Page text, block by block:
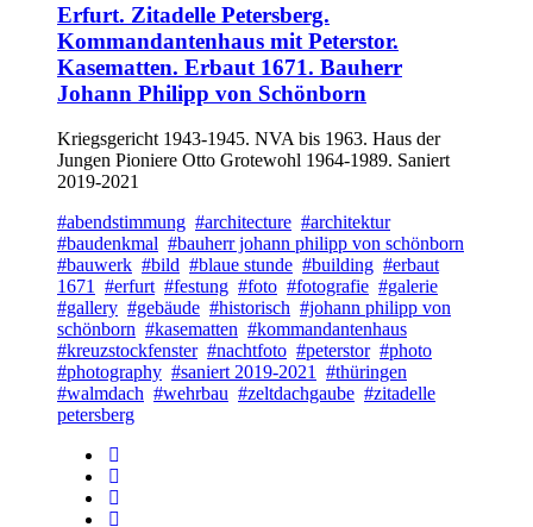
Erfurt. Zitadelle Petersberg.
Kommandantenhaus mit Peterstor.
Kasematten. Erbaut 1671. Bauherr
Johann Philipp von Schönborn
Kriegsgericht 1943-1945. NVA bis 1963. Haus der
Jungen Pioniere Otto Grotewohl 1964-1989. Saniert
2019-2021
#abendstimmung #architecture #architektur
#baudenkmal #bauherr johann philipp von schönborn
#bauwerk #bild #blaue stunde #building #erbaut
1671 #erfurt #festung #foto #fotografie #galerie
#gallery #gebäude #historisch #johann philipp von
schönborn #kasematten #kommandantenhaus
#kreuzstockfenster #nachtfoto #peterstor #photo
#photography #saniert 2019-2021 #thüringen
#walmdach #wehrbau #zeltdachgaube #zitadelle
petersberg